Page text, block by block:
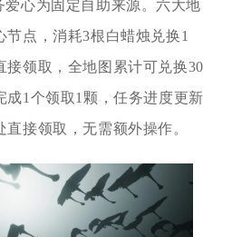
爱心为固定自助来源。六大地
节点，消耗3根白蜡烛兑换1
接领取，全地图累计可兑换30
成1个领取1颗，任务进度更新
接领取，无需额外操作。